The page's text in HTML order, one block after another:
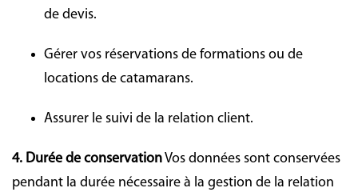
de devis.
Gérer vos réservations de formations ou de
locations de catamarans.
Assurer le suivi de la relation client.
4. Durée de conservationVos données sont conservées
pendant la durée nécessaire à la gestion de la relation